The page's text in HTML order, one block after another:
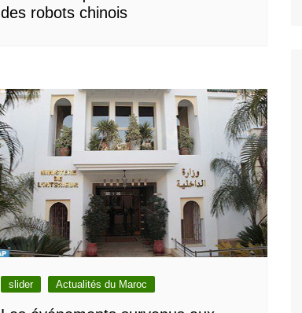
des robots chinois
slider Actualités du Maroc